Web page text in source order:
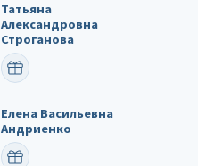
Татьяна
Александровна
Строганова
ПОЗДРАВИТЬ
Елена Васильевна
Андриенко
ПОЗДРАВИТЬ